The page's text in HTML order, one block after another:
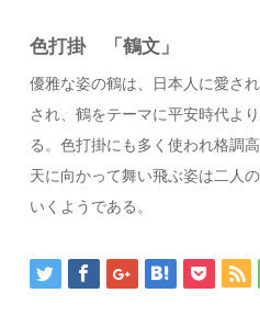
色打掛 「鶴文」
優雅な姿の鶴は、日本人に愛さ
され、鶴をテーマに平安時代よ
る。色打掛にも多く使われ格調
天に向かって舞い飛ぶ姿は二人
いくようである。